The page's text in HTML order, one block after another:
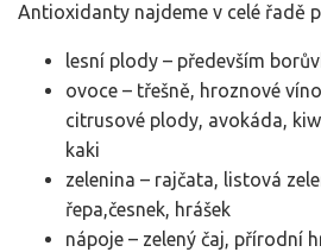
Antioxidanty najdeme v celé řadě
lesní plody – především
ovoce – třešně, hroznové
citrusové plody, avokáda,
kaki
zelenina – rajčata, listová
řepa,česnek, hrášek
nápoje – zelený čaj, přírodní